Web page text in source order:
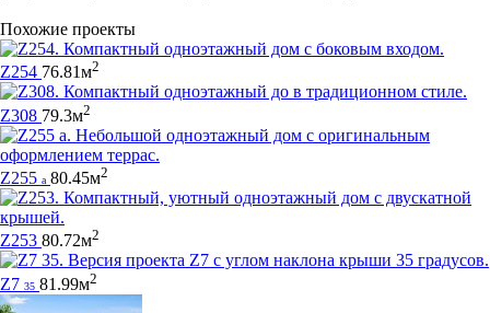
Похожие проекты
Z254 76.81м2
Z308 79.3м2
Z255 a 80.45м2
Z253 80.72м2
Z7 35 81.99м2